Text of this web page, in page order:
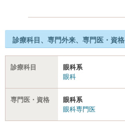
診療科目、専門外来、専門医・資格
診療科目
眼科系
眼科
専門医・資格
眼科系
眼科専門医